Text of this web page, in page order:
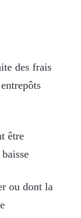
des frais
être
ou dont la